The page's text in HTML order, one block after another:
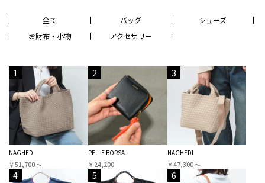
全て バッグ
シューズ
お財布・小物
アクセサリー
1
NAGHEDI
￥51,700 〜
2
PELLE BORSA
￥24,200
3
NAGHEDI
￥47,300 〜
4 5 6